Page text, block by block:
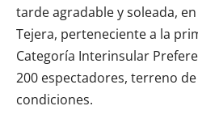
tarde agradable y soleada,
Tejera, perteneciente a la
Categoría Interinsular
200 espectadores, terreno
condiciones.